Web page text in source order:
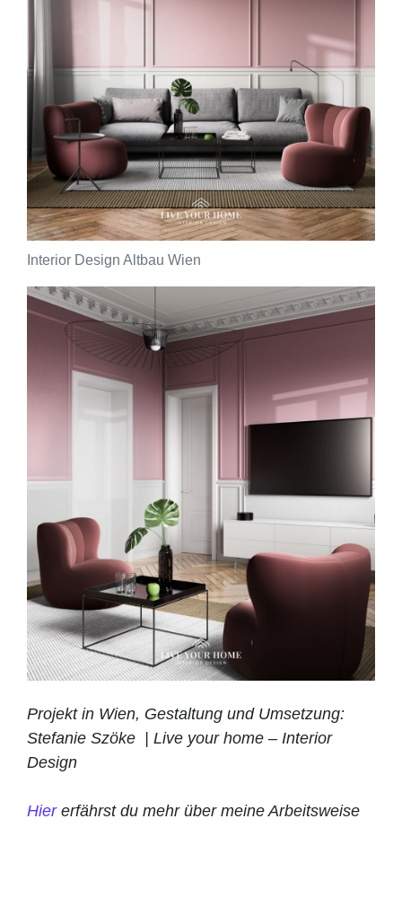
Interior Design Altbau Wien
Projekt in Wien, Gestaltung und Umsetzung:
Stefanie Szöke | Live your home – Interior
Design
Hiererfährst du mehr über meine Arbeitsweise